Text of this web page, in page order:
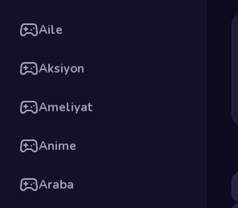
Aile
Aksiyon
Ameliyat
Anime
Araba